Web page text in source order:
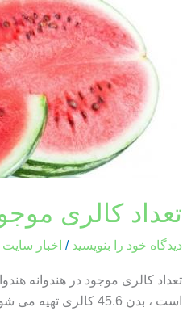
تعداد کالری
دیدگاه‌ خود را بنویسید / اخبار سایت
است ، بدن 45.6 کالری تهیه می شود ، در حالی که یک بخش از هندوانه که وزن آن 286 گرم است ، حاوی 85.8 کالری است […]